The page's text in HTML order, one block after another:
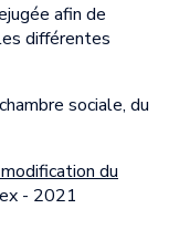
afin de
différentes
sociale, du
du
- 2021